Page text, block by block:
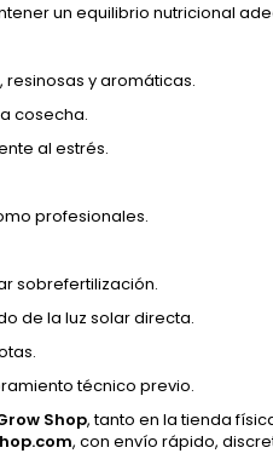
un equilibrio nutricional
y aromáticas.
cosecha.
al estrés.
profesionales.
sobrefertilización.
de la luz solar directa.
técnico previo.
Shop, tanto en la tienda
, con envío rápido,